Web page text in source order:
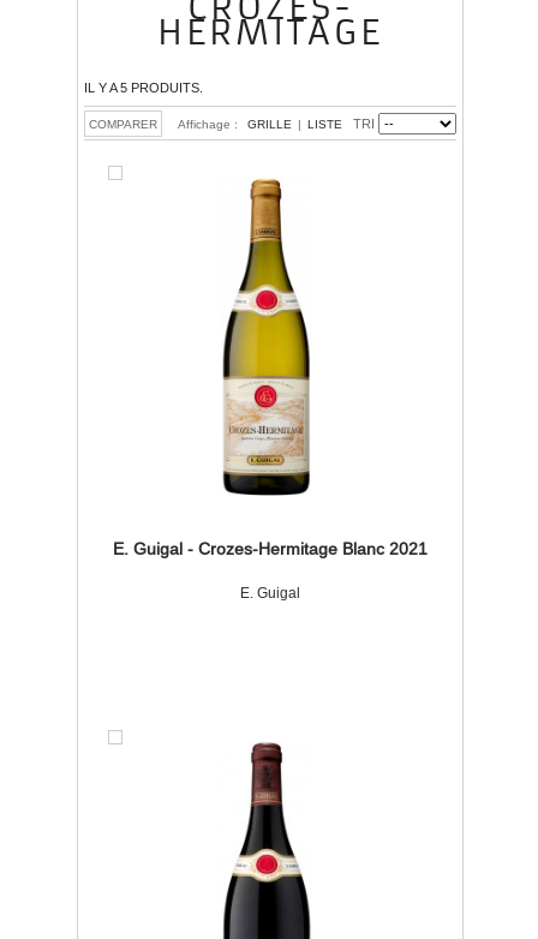
HERMITAGE
IL Y A 5 PRODUITS.
TRI
Affichage : GRILLE | LISTE
E. Guigal - Crozes-Hermitage Blanc 2021
E. Guigal